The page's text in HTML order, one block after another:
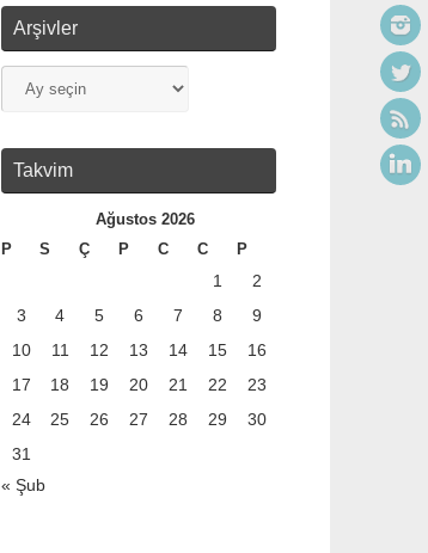
Arşivler
Takvim
Ağustos 2026
P
S Ç P C C P
1
2
3
4 5 6 7 8
9
10
11 12 13 14 15
16
17
18 19 20 21 22
23
24
25 26 27 28 29
30
31
« Şub